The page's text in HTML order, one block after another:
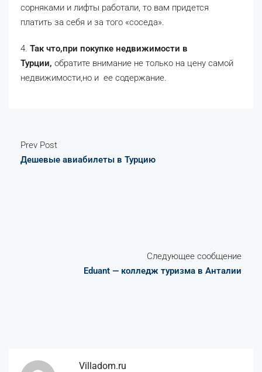
сорняками и лифты работали, то вам придется
платить за себя и за того «соседа».
4. Так что,при покупке недвижимости в
Турции, обратите внимание не только на цену самой
недвижимости,но и ее содержание.
Prev Post
Дешевые авиабилеты в Турцию
Следующее сообщение
Eduant — колледж туризма в Анталии
Villadom.ru